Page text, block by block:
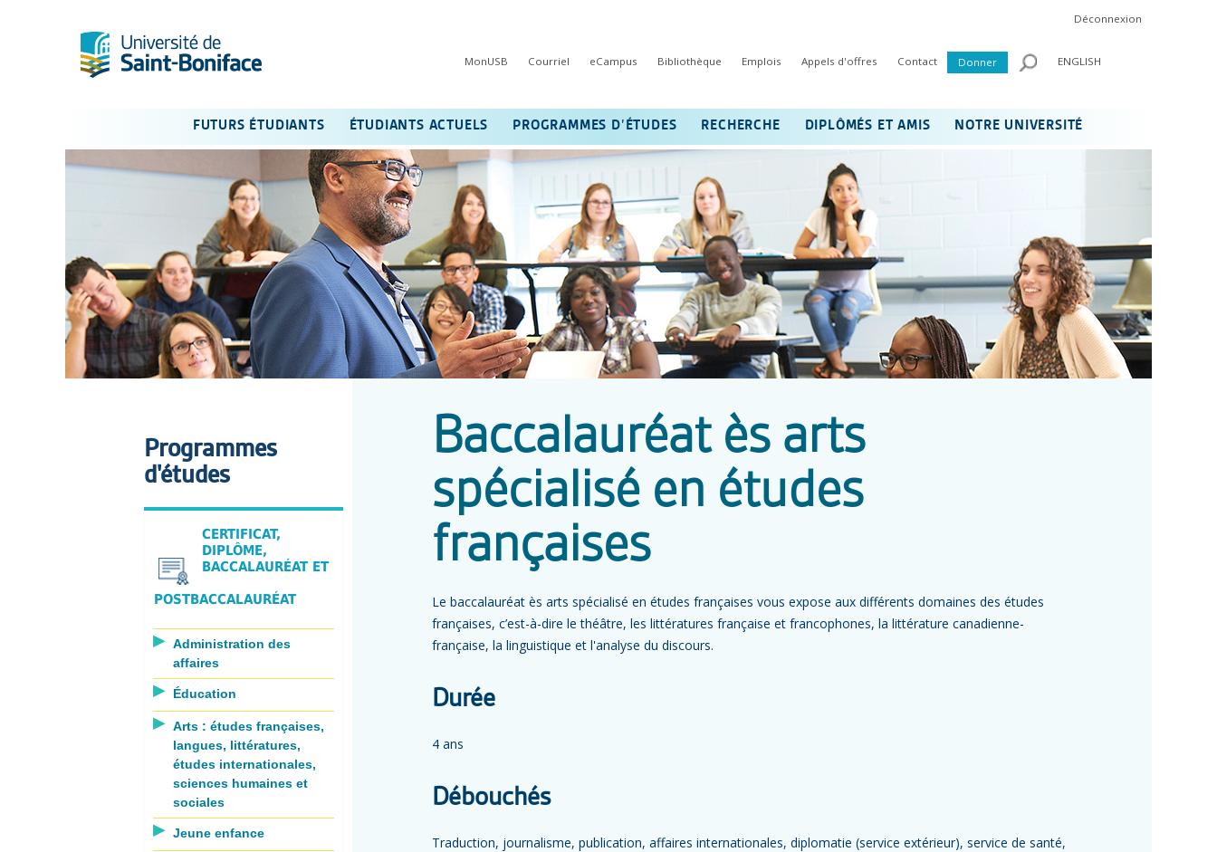
Déconnexion
MonUSB Courriel eCampus Bibliothèque Emplois Appels d'offres Contact Donner ENGLISH
FUTURS ÉTUDIANTS ÉTUDIANTS ACTUELS PROGRAMMES D’ÉTUDES RECHERCHE DIPLÔMÉS ET AMIS NOTRE UNIVERSITÉ
Baccalauréat ès arts
spécialisé en études
françaises
Le baccalauréat ès arts spécialisé en études françaises vous expose aux différents domaines des études
françaises, c’est-à-dire le théâtre, les littératures française et francophones, la littérature canadienne-
française, la linguistique et l'analyse du discours.
Durée
4 ans
Débouchés
Traduction, journalisme, publication, affaires internationales, diplomatie (service extérieur), service de santé,
Programmes
d'études
CERTIFICAT,
DIPLÔME,
BACCALAURÉAT ET
POSTBACCALAURÉAT
Administration des
affaires
Éducation
Arts : études françaises,
langues, littératures,
études internationales,
sciences humaines et
sociales
Jeune enfance